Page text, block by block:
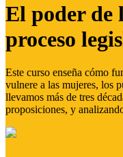
El poder de
proceso
Este curso enseña cómo
vulnere a las mujeres, los
llevamos más de tres
proposiciones, y